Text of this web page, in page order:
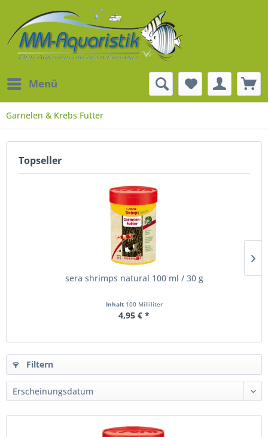
Menü
Garnelen & Krebs Futter
Topseller
sera shrimps natural 100 ml / 30 g
Inhalt 100 Milliliter
4,95 € *
Filtern